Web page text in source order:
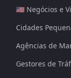
🇺🇸 Negócios e
Cidades
Agências de
Gestores de